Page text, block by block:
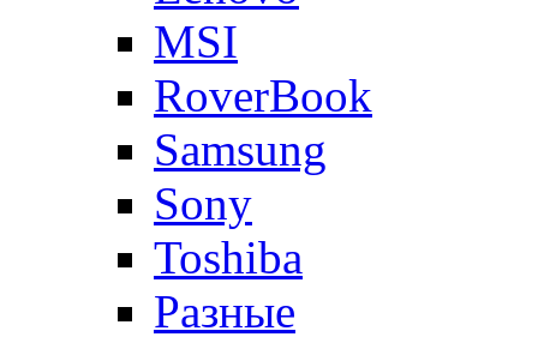
MSI
RoverBook
Samsung
Sony
Toshiba
Разные